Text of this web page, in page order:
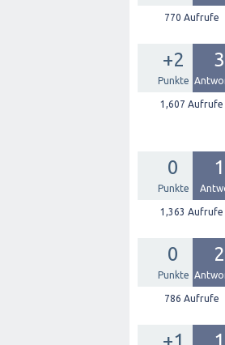
770 Aufrufe
+2
Punkte
3
1,607 Aufrufe
0
Punkte
1
1,363 Aufrufe
0
Punkte
2
786 Aufrufe
+1 1